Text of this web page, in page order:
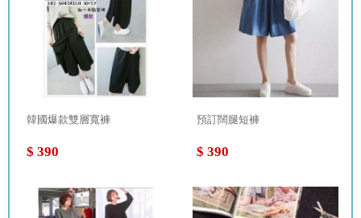
韓國爆款雙層寬褲
$ 390
預訂闊腿短褲
$ 390